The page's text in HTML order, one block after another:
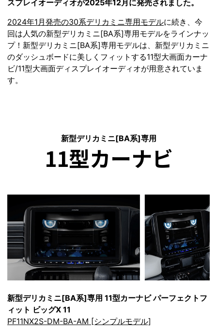
スプレイオーディオが2025年12月に発売されました。
2024年1月発売の30系デリカミニ専用モデルに続き、今
回は人気の新型デリカミニ[BA系]専用モデルをラインナッ
プ！新型デリカミニ[BA系]専用モデルは、新型デリカミニ
のダッシュボードに美しくフィットする11型大画面カーナ
ビ/11型大画面ディスプレイオーディオが用意されていま
す。
新型デリカミニ[BA系]専用
11型カーナビ
新型デリカミニ[BA系]専用 11型カーナビ パーフェクトフ
ィット ビッグX 11
PF11NX2S-DM-BA-AM [シンプルモデル]